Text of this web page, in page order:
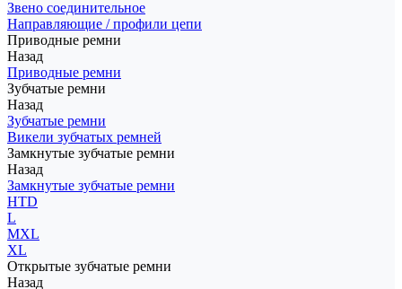
Звено соединительное
Направляющие / профили цепи
Приводные ремни
Назад
Приводные ремни
Зубчатые ремни
Назад
Зубчатые ремни
Викели зубчатых ремней
Замкнутые зубчатые ремни
Назад
Замкнутые зубчатые ремни
HTD
L
MXL
XL
Открытые зубчатые ремни
Назад